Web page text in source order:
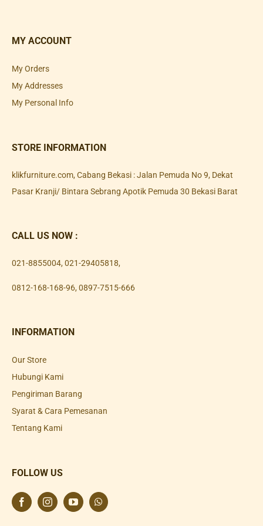
MY ACCOUNT
My Orders
My Addresses
My Personal Info
STORE INFORMATION
klikfurniture.com, Cabang Bekasi : Jalan Pemuda No 9, Dekat
Pasar Kranji/ Bintara Sebrang Apotik Pemuda 30 Bekasi Barat
CALL US NOW :
021-8855004, 021-29405818,
0812-168-168-96, 0897-7515-666
INFORMATION
Our Store
Hubungi Kami
Pengiriman Barang
Syarat & Cara Pemesanan
Tentang Kami
FOLLOW US